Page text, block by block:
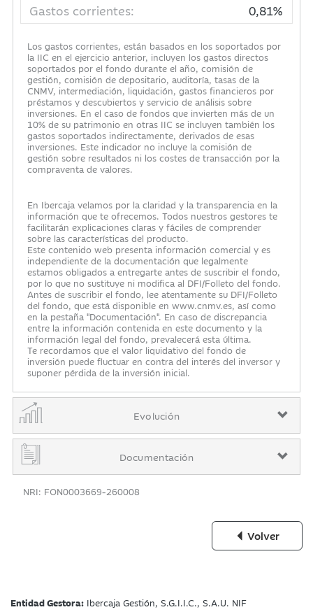
Gastos corrientes: 0,81%
Los gastos corrientes, están basados en los soportados por
la IIC en el ejercicio anterior, incluyen los gastos directos
soportados por el fondo durante el año, comisión de
gestión, comisión de depositario, auditoría, tasas de la
CNMV, intermediación, liquidación, gastos financieros por
préstamos y descubiertos y servicio de análisis sobre
inversiones. En el caso de fondos que invierten más de un
10% de su patrimonio en otras IIC se incluyen también los
gastos soportados indirectamente, derivados de esas
inversiones. Este indicador no incluye la comisión de
gestión sobre resultados ni los costes de transacción por la
compraventa de valores.
En Ibercaja velamos por la claridad y la transparencia en la
información que te ofrecemos. Todos nuestros gestores te
facilitarán explicaciones claras y fáciles de comprender
sobre las características del producto.
Este contenido web presenta información comercial y es
independiente de la documentación que legalmente
estamos obligados a entregarte antes de suscribir el fondo,
por lo que no sustituye ni modifica al DFI/Folleto del fondo.
Antes de suscribir el fondo, lee atentamente su DFI/Folleto
del fondo, que está disponible en www.cnmv.es, así como
en la pestaña "Documentación". En caso de discrepancia
entre la información contenida en este documento y la
información legal del fondo, prevalecerá esta última.
Te recordamos que el valor liquidativo del fondo de
inversión puede fluctuar en contra del interés del inversor y
suponer pérdida de la inversión inicial.
Evolución
Documentación
NRI: FON0003669-260008
Volver
Entidad Gestora: Ibercaja Gestión, S.G.I.I.C., S.A.U. NIF